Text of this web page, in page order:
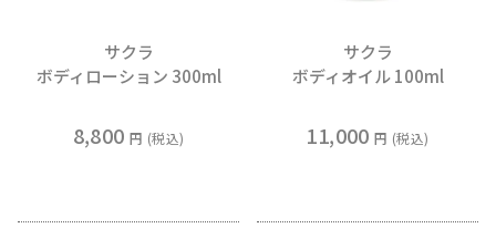
サクラ
ボディローション 300ml
8,800 税込
サクラ
ボディオイル 100ml
11,000 税込